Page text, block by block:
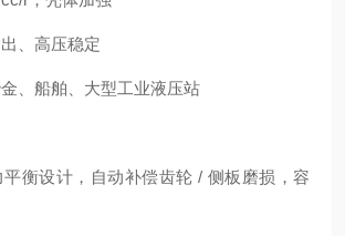
、高压稳定
、船舶、大型工业液压站
衡设计，自动补偿齿轮 / 侧板磨损，容